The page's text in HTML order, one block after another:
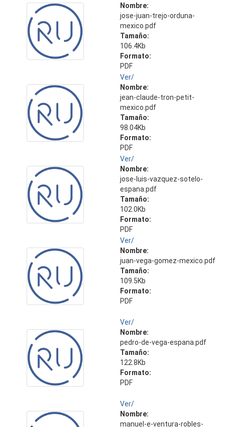
Nombre:
jose-juan-trejo-orduna-
mexico.pdf
Tamaño:
106.4Kb
Formato:
PDF
Ver/
Nombre:
jean-claude-tron-petit-
mexico.pdf
Tamaño:
98.04Kb
Formato:
PDF
Ver/
Nombre:
jose-luis-vazquez-sotelo-
espana.pdf
Tamaño:
102.0Kb
Formato:
PDF
Ver/
Nombre:
juan-vega-gomez-mexico.pdf
Tamaño:
109.5Kb
Formato:
PDF
Ver/
Nombre:
pedro-de-vega-espana.pdf
Tamaño:
122.8Kb
Formato:
PDF
Ver/
Nombre:
manuel-e-ventura-robles-